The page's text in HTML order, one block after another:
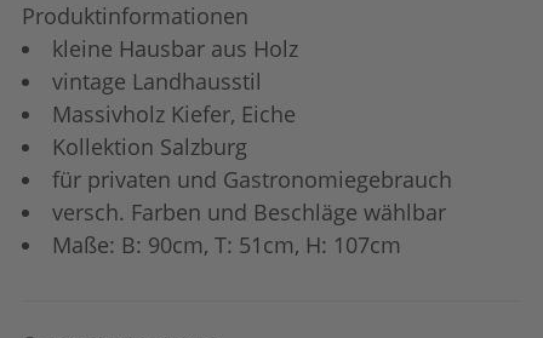
Produktinformationen
kleine Hausbar aus Holz
vintage Landhausstil
Massivholz Kiefer, Eiche
Kollektion Salzburg
für privaten und Gastronomiegebrauch
versch. Farben und Beschläge wählbar
Maße: B: 90cm, T: 51cm, H: 107cm